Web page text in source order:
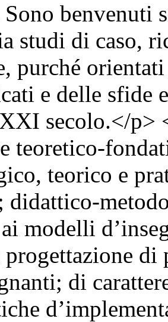
benvenuti
studi di caso,
purché
e delle sfide
secolo.</p>
teoretico-
teorico e
didattico-
modelli
progettazione
di